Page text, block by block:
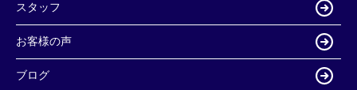
スタッフ
お客様の声
ブログ